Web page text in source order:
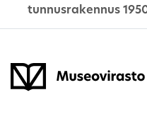
tunnusrakennus